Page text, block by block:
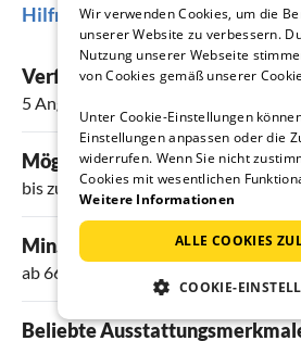
Hilfreiche Informationen
Verfügbare Ferienunterkünfte
5 Angebote
Mögliche Ermäßigungen
bis zu 9%
Min. Preis pro Nacht
ab 66 €
Beliebte
Wir verwenden Cookies, um die
unserer Website zu verbessern.
Nutzung unserer Webseite
von Cookies gemäß unserer
Unter Cookie-Einstellungen
Einstellungen anpassen oder die
widerrufen. Wenn Sie nicht
Cookies mit wesentlichen
Weitere Informationen
ALLE COOKIES
COOKIE-